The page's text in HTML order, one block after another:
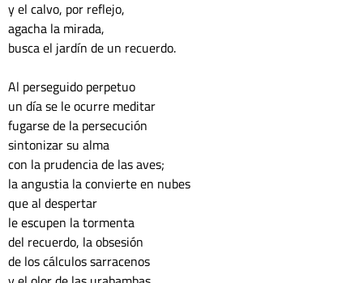
y el calvo, por reflejo,
agacha la mirada,
busca el jardín de un recuerdo.
Al perseguido perpetuo
un día se le ocurre meditar
fugarse de la persecución
sintonizar su alma
con la prudencia de las aves;
la angustia la convierte en nubes
que al despertar
le escupen la tormenta
del recuerdo, la obsesión
de los cálculos sarracenos